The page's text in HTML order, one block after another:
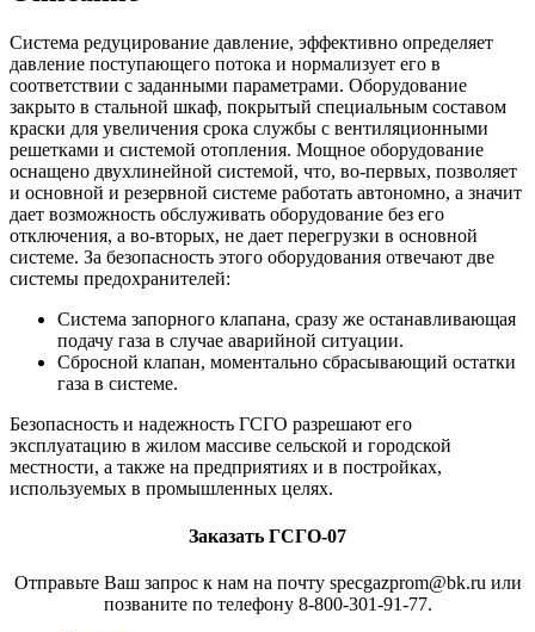
Система редуцирование давление, эффективно определяет
давление поступающего потока и нормализует его в
соответствии с заданными параметрами. Оборудование
закрыто в стальной шкаф, покрытый специальным составом
краски для увеличения срока службы с вентиляционными
решетками и системой отопления. Мощное оборудование
оснащено двухлинейной системой, что, во-первых, позволяет
и основной и резервной системе работать автономно, а значит
дает возможность обслуживать оборудование без его
отключения, а во-вторых, не дает перегрузки в основной
системе. За безопасность этого оборудования отвечают две
системы предохранителей:
Система запорного клапана, сразу же останавливающая
подачу газа в случае аварийной ситуации.
Сбросной клапан, моментально сбрасывающий остатки
газа в системе.
Безопасность и надежность ГСГО разрешают его
эксплуатацию в жилом массиве сельской и городской
местности, а также на предприятиях и в постройках,
используемых в промышленных целях.
Заказать ГСГО-07
Отправьте Ваш запрос к нам на почту specgazprom@bk.ru или
позваните по телефону 8-800-301-91-77.